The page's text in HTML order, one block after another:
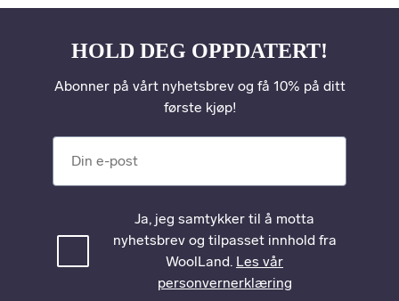
HOLD DEG OPPDATERT!
Abonner på vårt nyhetsbrev og få 10% på ditt
første kjøp!
Ja, jeg samtykker til å motta
nyhetsbrev og tilpasset innhold fra
WoolLand. Les vår
personvernerklæring